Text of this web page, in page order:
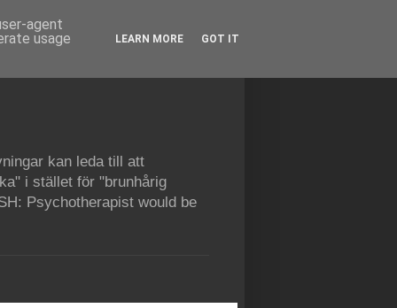
kan leda till att
i stället för "brunhårig
Psychotherapist would be
agent
usage
LEARN MORE GOT IT